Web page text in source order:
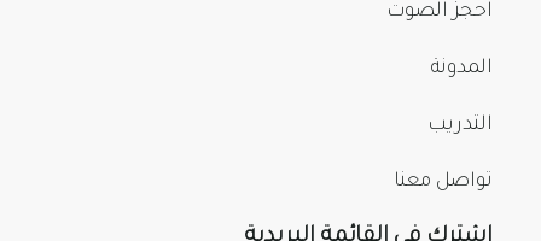
احجز الصوت
المدونة
التدريب
تواصل معنا